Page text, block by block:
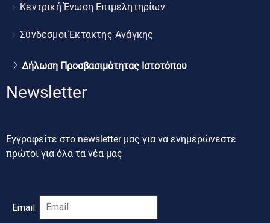
Κεντρική Ένωση Επιμελητηρίων
Σύνδεσμοι Έκτακτης Ανάγκης
Δήλωση Προσβασιμότητας Ιστοτόπου
Newsletter
Εγγραφείτε στο newsletter μας για να ενημερώνεστε
πρώτοι για όλα τα νέα μας
Email: